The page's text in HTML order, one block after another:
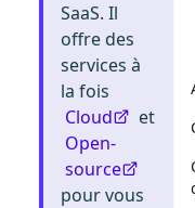
SaaS. Il
offre des
services à
la fois
Cloud
et
Open-
source
pour vous